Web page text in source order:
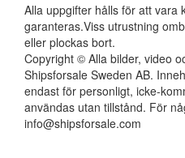
Alla uppgifter hålls för att vara
garanteras.Viss utrustning
eller plockas bort.
Copyright © Alla bilder, video
Shipsforsale Sweden AB.
endast för personligt, icke-
användas utan tillstånd. För
info@shipsforsale.com